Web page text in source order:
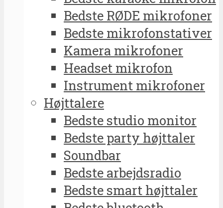
Bedste RØDE mikrofoner
Bedste mikrofonstativer
Kamera mikrofoner
Headset mikrofon
Instrument mikrofoner
Højttalere
Bedste studio monitor
Bedste party højttaler
Soundbar
Bedste arbejdsradio
Bedste smart højttaler